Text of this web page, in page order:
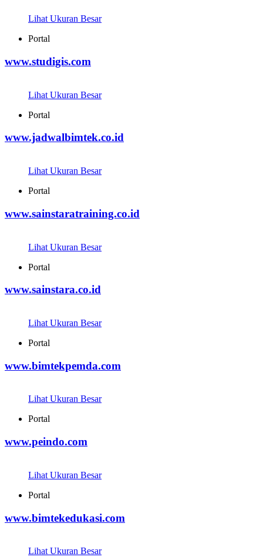
Lihat Ukuran Besar
Portal
www.studigis.com
Lihat Ukuran Besar
Portal
www.jadwalbimtek.co.id
Lihat Ukuran Besar
Portal
www.sainstaratraining.co.id
Lihat Ukuran Besar
Portal
www.sainstara.co.id
Lihat Ukuran Besar
Portal
www.bimtekpemda.com
Lihat Ukuran Besar
Portal
www.peindo.com
Lihat Ukuran Besar
Portal
www.bimtekedukasi.com
Lihat Ukuran Besar